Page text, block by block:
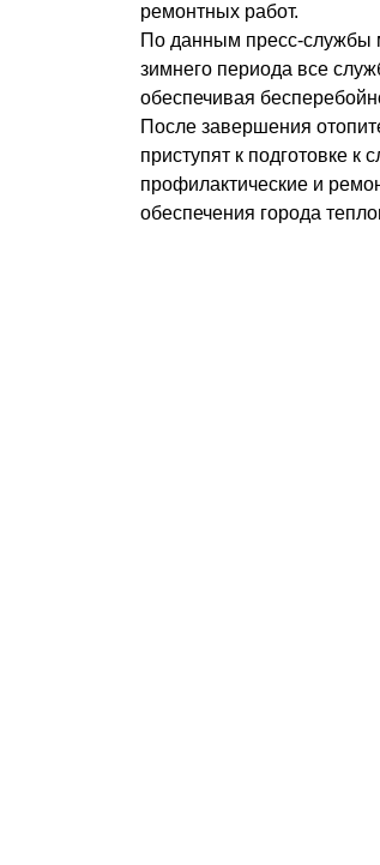
ремонтных работ.
По данным пресс-службы
зимнего периода все
обеспечивая
После завершения
приступят к подготовке
профилактические и
обеспечения города